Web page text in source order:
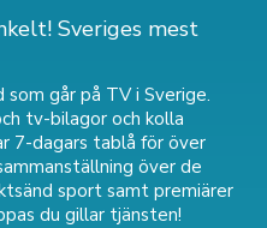
Sveriges mest
går på TV i Sverige.
tv-bilagor och kolla
7-dagars tablå för över
över de
sport samt premiärer
du gillar tjänsten!